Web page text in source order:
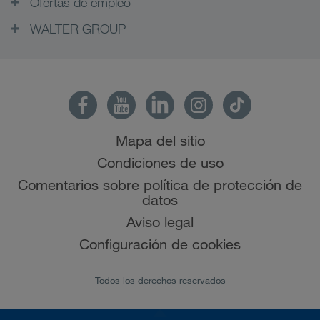
WALTER GROUP
Mapa del sitio
Condiciones de uso
Comentarios sobre política de protección de
datos
Aviso legal
Configuración de cookies
Todos los derechos reservados